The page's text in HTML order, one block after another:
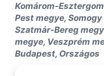
Komárom-
Pest megye,
Szatmár-Bereg
megye, Veszprém
Budapest, Országos